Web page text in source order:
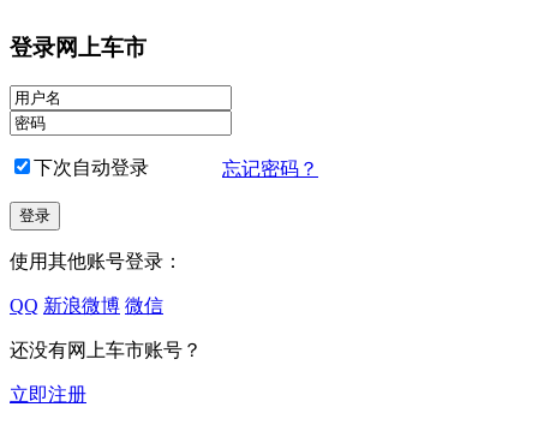
登录网上车市
下次自动登录 忘记密码？
使用其他账号登录：
QQ 新浪微博 微信
还没有网上车市账号？
立即注册